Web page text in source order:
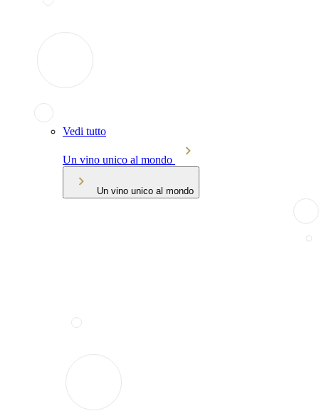
Vedi tutto
Un vino unico al mondo
Un vino unico al mondo